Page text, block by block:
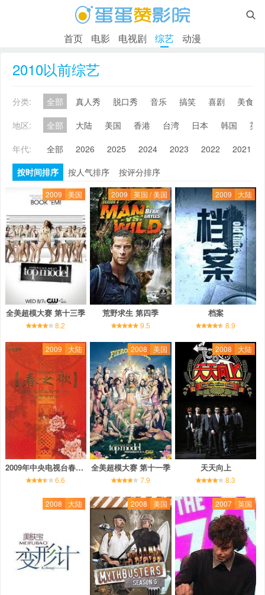

首页 电影 电视剧 综艺 动漫
2010以前综艺
分类: 全部 真人秀 脱口秀 音乐 搞笑 喜剧
美食
地区:
全部 大陆 美国 香港 台湾 日本 韩国
英
年代:
全部 2026 2025 2024 2023 2022 2021
按时间排序
按人气排序 按评分排序
2009 美国
全美超模大赛 第十三季
8.2
2009 英国 / 美国
荒野求生 第四季
9.5
2009 大陆
档案
8.9
2009 大陆
2009年中央电视台春节联欢晚会
6.6
2008 美国
全美超模大赛 第十一季
7.9
2008 大陆
天天向上
8.3
2008 大陆 2008 美国 2007 英国